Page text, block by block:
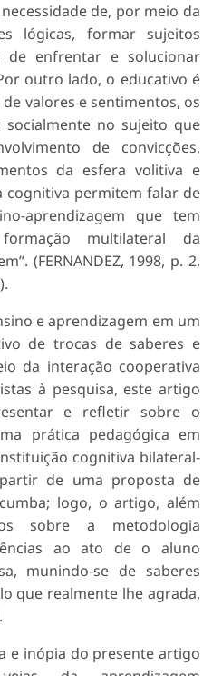
de, por meio da
lógicas, formar sujeitos
de enfrentar e solucionar
outro lado, o educativo é
valores e sentimentos, os
socialmente no sujeito que
de convicções,
da esfera volitiva e
cognitiva permitem falar de
aprendizagem que tem
multilateral da
(FERNANDEZ, 1998, p. 2,
e aprendizagem em um
de trocas de saberes e
da interação cooperativa
à pesquisa, este artigo
e refletir sobre o
prática pedagógica em
cognitiva bilateral-
de uma proposta de
logo, o artigo, além
sobre a metodologia
ao ato de o aluno
munindo-se de saberes
que realmente lhe agrada,
e inópia do presente artigo